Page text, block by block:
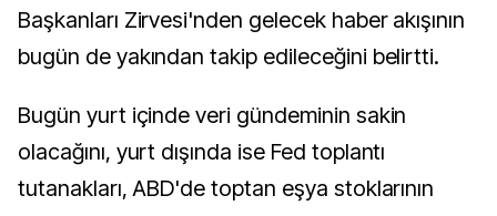
Başkanları Zirvesi'nden gelecek haber akışının
bugün de yakından takip edileceğini belirtti.
Bugün yurt içinde veri gündeminin sakin
olacağını, yurt dışında ise Fed toplantı
tutanakları, ABD'de toptan eşya stoklarının